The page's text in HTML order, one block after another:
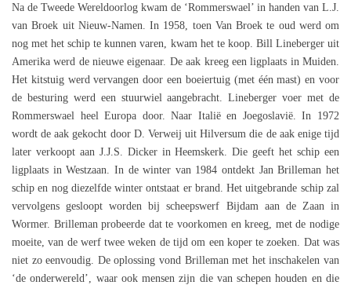
Na de Tweede Wereldoorlog kwam de ‘Rommerswael’ in handen van L.J.
van Broek uit Nieuw-Namen. In 1958, toen Van Broek te oud werd om
nog met het schip te kunnen varen, kwam het te koop. Bill Lineberger uit
Amerika werd de nieuwe eigenaar. De aak kreeg een ligplaats in Muiden.
Het kitstuig werd vervangen door een boeiertuig (met één mast) en voor
de besturing werd een stuurwiel aangebracht. Lineberger voer met de
Rommerswael heel Europa door. Naar Italië en Joegoslavië. In 1972
wordt de aak gekocht door D. Verweij uit Hilversum die de aak enige tijd
later verkoopt aan J.J.S. Dicker in Heemskerk. Die geeft het schip een
ligplaats in Westzaan. In de winter van 1984 ontdekt Jan Brilleman het
schip en nog diezelfde winter ontstaat er brand. Het uitgebrande schip zal
vervolgens gesloopt worden bij scheepswerf Bijdam aan de Zaan in
Wormer. Brilleman probeerde dat te voorkomen en kreeg, met de nodige
moeite, van de werf twee weken de tijd om een koper te zoeken. Dat was
niet zo eenvoudig. De oplossing vond Brilleman met het inschakelen van
‘de onderwereld’, waar ook mensen zijn die van schepen houden en die